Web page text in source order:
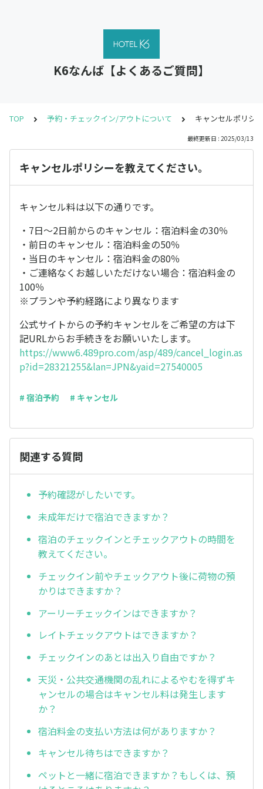
K6なんば【よくあるご質問】
TOP 予約・チェックイン/アウトについて キャンセルポリシ
最終更新日 : 2025/03/13
キャンセルポリシーを教えてください。
キャンセル料は以下の通りです。
・7日～2日前からのキャンセル：宿泊料金の30％
・前日のキャンセル：宿泊料金の50％
・当日のキャンセル：宿泊料金の80％
・ご連絡なくお越しいただけない場合：宿泊料金の
100％
※プランや予約経路により異なります
公式サイトからの予約キャンセルをご希望の方は下
記URLからお手続きをお願いいたします。
https://www6.489pro.com/asp/489/cancel_login.as
p?id=28321255&lan=JPN&yaid=27540005
# 宿泊予約 # キャンセル
関連する質問
予約確認がしたいです。
未成年だけで宿泊できますか？
宿泊のチェックインとチェックアウトの時間を
教えてください。
チェックイン前やチェックアウト後に荷物の預
かりはできますか？
アーリーチェックインはできますか？
レイトチェックアウトはできますか？
チェックインのあとは出入り自由ですか？
天災・公共交通機関の乱れによるやむを得ずキ
ャンセルの場合はキャンセル料は発生します
か？
宿泊料金の支払い方法は何がありますか？
キャンセル待ちはできますか？
ペットと一緒に宿泊できますか？もしくは、預